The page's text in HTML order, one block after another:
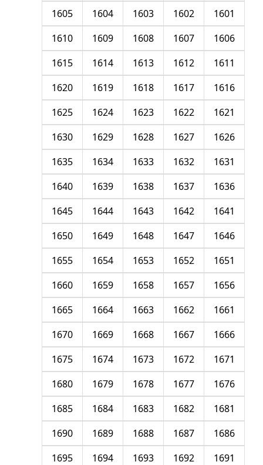
1601
1602
1603
1604
1605
1606
1607
1608
1609
1610
1611
1612
1613
1614
1615
1616
1617
1618
1619
1620
1621
1622
1623
1624
1625
1626
1627
1628
1629
1630
1631
1632
1633
1634
1635
1636
1637
1638
1639
1640
1641
1642
1643
1644
1645
1646
1647
1648
1649
1650
1651
1652
1653
1654
1655
1656
1657
1658
1659
1660
1661
1662
1663
1664
1665
1666
1667
1668
1669
1670
1671
1672
1673
1674
1675
1676
1677
1678
1679
1680
1681
1682
1683
1684
1685
1686
1687
1688
1689
1690
1691
1692
1693
1694
1695